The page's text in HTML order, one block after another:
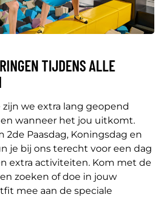
TIJDENS ALLE
we extra lang geopend
wanneer het jou uitkomt.
2de Paasdag, Koningsdag en
je bij ons terecht voor een dag
extra activiteiten. Kom met de
zoeken of doe in jouw
mee aan de speciale